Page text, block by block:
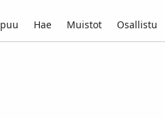
Hae Muistot Osallistu